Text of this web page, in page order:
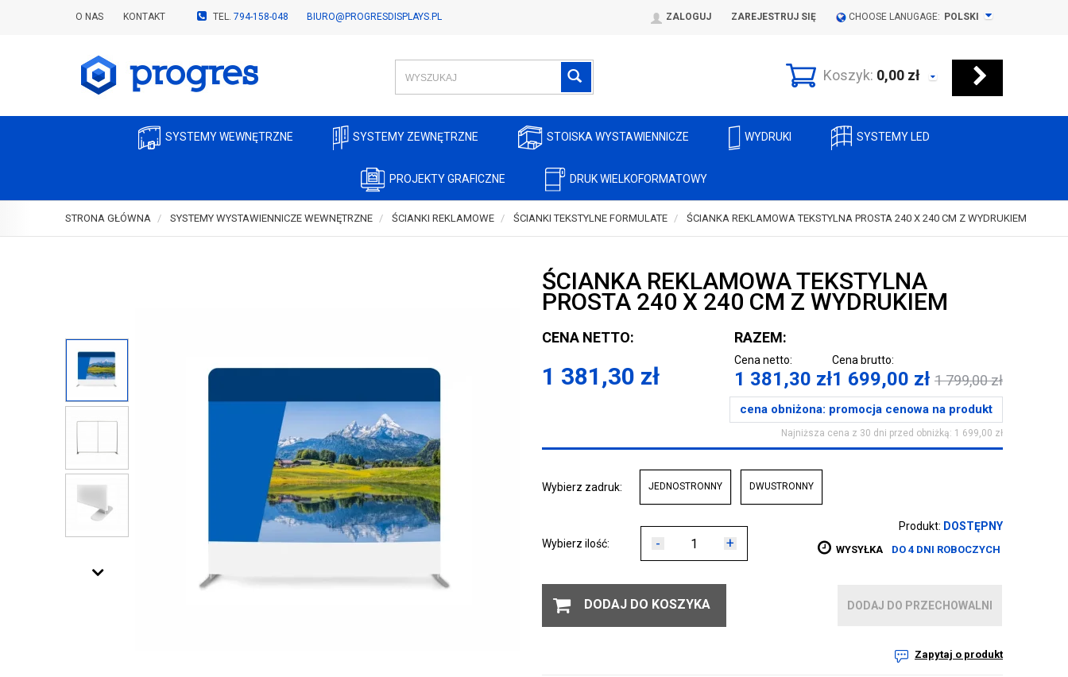
O NAS KONTAKT TEL. 794-158-048 BIURO@PROGRESDISPLAYS.PL ZALOGUJ ZAREJESTRUJ SIĘ CHOOSE LANUGAGE: POLSKI
Koszyk: 0,00 zł
SYSTEMY WEWNĘTRZNE SYSTEMY ZEWNĘTRZNE STOISKA WYSTAWIENNICZE WYDRUKI SYSTEMY LED
PROJEKTY GRAFICZNE DRUK WIELKOFORMATOWY
STRONA GŁÓWNA SYSTEMY WYSTAWIENNICZE WEWNĘTRZNE ŚCIANKI REKLAMOWE ŚCIANKI TEKSTYLNE FORMULATE ŚCIANKA REKLAMOWA TEKSTYLNA PROSTA 240 X 240 CM Z WYDRUKIEM
ŚCIANKA REKLAMOWA TEKSTYLNA
PROSTA 240 X 240 CM Z WYDRUKIEM
CENA NETTO:
1 381,30 zł
RAZEM:
Cena netto:
1 381,30 zł
Cena brutto:
1 699,00 zł 1 799,00zł
cena obniżona: promocja cenowa na produkt
Najniższa cena z 30 dni przed obniżką: 1 699,00 zł
Wybierz zadruk: JEDNOSTRONNY DWUSTRONNY
Wybierz ilość: - +
Produkt: DOSTĘPNY
WYSYŁKA DO 4 DNI ROBOCZYCH
DODAJ DO KOSZYKA DODAJ DO PRZECHOWALNI
Zapytaj o produkt